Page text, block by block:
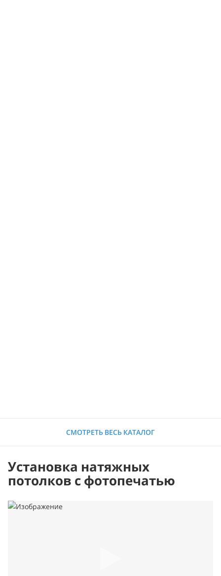
СМОТРЕТЬ ВЕСЬ КАТАЛОГ
Установка натяжных
потолков с фотопечатью